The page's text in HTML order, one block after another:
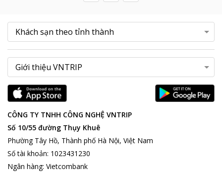
CÔNG TY TNHH CÔNG NGHỆ VNTRIP
Số 10/55 đường Thụy Khuê
Phường Tây Hồ, Thành phố Hà Nội, Việt Nam
Số tài khoản: 1023431230
Ngân hàng: Vietcombank